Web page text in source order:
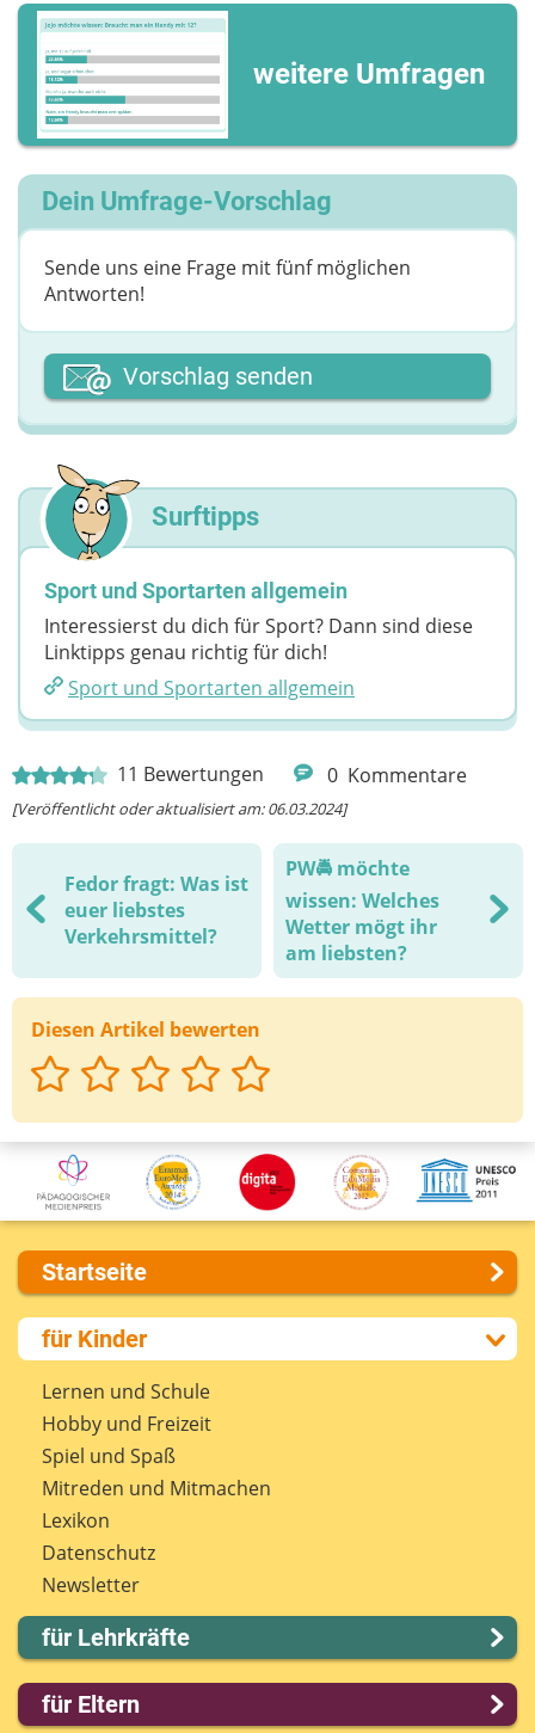
11 Bewertungen 0 Kommentare
[Veröffentlicht oder aktualisiert am: 06.03.2024]
Fedor fragt: Was ist
euer liebstes
Verkehrsmittel?
PW🚔 möchte
wissen: Welches
Wetter mögt ihr
am liebsten?
Diesen Artikel bewerten
weitere Umfragen
Dein Umfrage-Vorschlag
Sende uns eine Frage mit fünf möglichen
Antworten!
Dein Vor- oder Spitzname
Deine Nachricht
Vorschlag senden
Surftipps
Sport und Sportarten allgemein
Interessierst du dich für Sport? Dann sind diese
Linktipps genau richtig für dich!
Sport und Sportarten allgemein
Startseite
Über uns
Presse
Kontakt
Impressum
Internet-ABC Sitemap
Barrierefreiheit
Länderprojekte
für Kinder
Lernen und Schule
Hobby und Freizeit
Spiel und Spaß
Mitreden und Mitmachen
Lexikon
Datenschutz
Newsletter
für Lehrkräfte
Lernmodule
Unterrichts­materialien
für Eltern